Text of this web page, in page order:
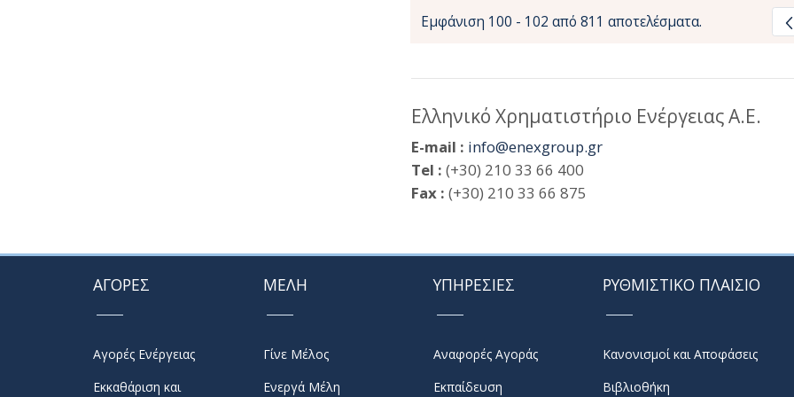
Εμφάνιση 100 - 102 από 811 αποτελέσματα.
Ελληνικό Χρηματιστήριο Ενέργειας Α.Ε.
E-mail : info@enexgroup.gr
Tel : (+30) 210 33 66 400
Fax : (+30) 210 33 66 875
ΑΓΟΡΕΣ
Αγορές Ενέργειας
Εκκαθάριση και
ΜΕΛΗ
Γίνε Μέλος
Ενεργά Μέλη
ΥΠΗΡΕΣΙΕΣ
Αναφορές Αγοράς
Εκπαίδευση
ΡΥΘΜΙΣΤΙΚΟ ΠΛΑΙΣΙΟ
Κανονισμοί και Αποφάσεις
Βιβλιοθήκη